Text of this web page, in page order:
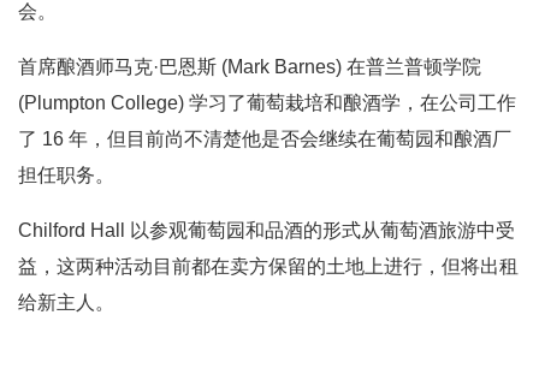
会。
首席酿酒师马克·巴恩斯 (Mark Ba​​rnes) 在普兰普顿学院
(Plumpton College) 学习了葡萄栽培和酿酒学，在公司工作
了 16 年，但目前尚不清楚他是否会继续在葡萄园和酿酒厂
担任职务。
Chilford Hall 以参观葡萄园和品酒的形式从葡萄酒旅游中受
益，这两种活动目前都在卖方保留的土地上进行，但将出租
给新主人。